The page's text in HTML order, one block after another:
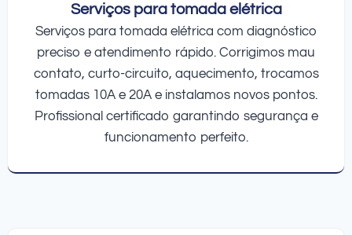
Serviços para tomada elétrica
Serviços para tomada elétrica com diagnóstico
preciso e atendimento rápido. Corrigimos mau
contato, curto-circuito, aquecimento, trocamos
tomadas 10A e 20A e instalamos novos pontos.
Profissional certificado garantindo segurança e
funcionamento perfeito.